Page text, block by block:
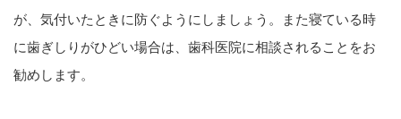
が、気付いたときに防ぐようにしましょう。また寝ている時
に歯ぎしりがひどい場合は、歯科医院に相談されることをお
勧めします。